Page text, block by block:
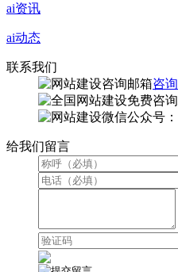
ai资讯
ai动态
联系我们
咨
微信公众号
给我们留言